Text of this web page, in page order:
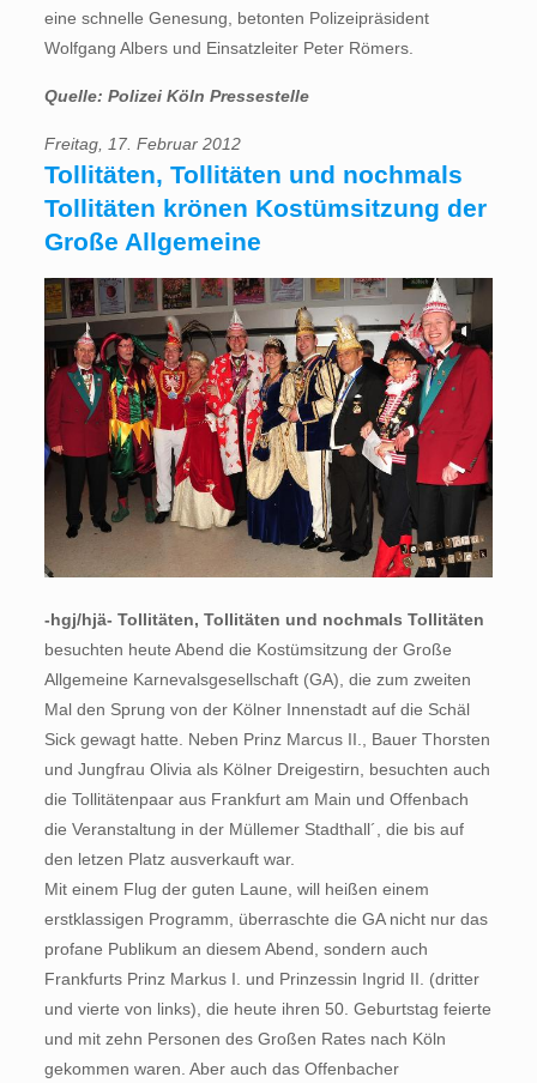
eine schnelle Genesung, betonten Polizeipräsident
Wolfgang Albers und Einsatzleiter Peter Römers.
Quelle: Polizei Köln Pressestelle
Freitag, 17. Februar 2012
Tollitäten, Tollitäten und nochmals
Tollitäten krönen Kostümsitzung der
Große Allgemeine
-hgj/hjä- Tollitäten, Tollitäten und nochmals Tollitäten
besuchten heute Abend die Kostümsitzung der Große
Allgemeine Karnevalsgesellschaft (GA), die zum zweiten
Mal den Sprung von der Kölner Innenstadt auf die Schäl
Sick gewagt hatte. Neben Prinz Marcus II., Bauer Thorsten
und Jungfrau Olivia als Kölner Dreigestirn, besuchten auch
die Tollitätenpaar aus Frankfurt am Main und Offenbach
die Veranstaltung in der Müllemer Stadthall´, die bis auf
den letzen Platz ausverkauft war.
Mit einem Flug der guten Laune, will heißen einem
erstklassigen Programm, überraschte die GA nicht nur das
profane Publikum an diesem Abend, sondern auch
Frankfurts Prinz Markus I. und Prinzessin Ingrid II. (dritter
und vierte von links), die heute ihren 50. Geburtstag feierte
und mit zehn Personen des Großen Rates nach Köln
gekommen waren. Aber auch das Offenbacher